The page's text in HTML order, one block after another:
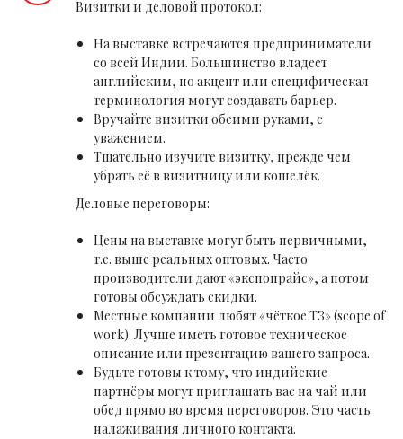
Визитки и деловой протокол:
На выставке встречаются предприниматели
со всей Индии. Большинство владеет
английским, но акцент или специфическая
терминология могут создавать барьер.
Вручайте визитки обеими руками, с
уважением.
Тщательно изучите визитку, прежде чем
убрать её в визитницу или кошелёк.
Деловые переговоры:
Цены на выставке могут быть первичными,
т.е. выше реальных оптовых. Часто
производители дают «экспопрайс», а потом
готовы обсуждать скидки.
Местные компании любят «чёткое ТЗ» (scope of
work). Лучше иметь готовое техническое
описание или презентацию вашего запроса.
Будьте готовы к тому, что индийские
партнёры могут приглашать вас на чай или
обед прямо во время переговоров. Это часть
налаживания личного контакта.